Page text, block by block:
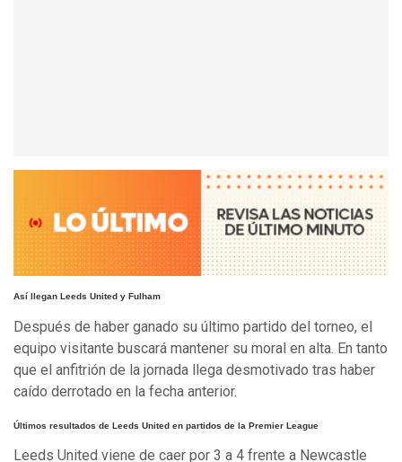
Así llegan Leeds United y Fulham
Después de haber ganado su último partido del torneo, el
equipo visitante buscará mantener su moral en alta. En tanto
que el anfitrión de la jornada llega desmotivado tras haber
caído derrotado en la fecha anterior.
Últimos resultados de Leeds United en partidos de la Premier League
Leeds United viene de caer por 3 a 4 frente a Newcastle